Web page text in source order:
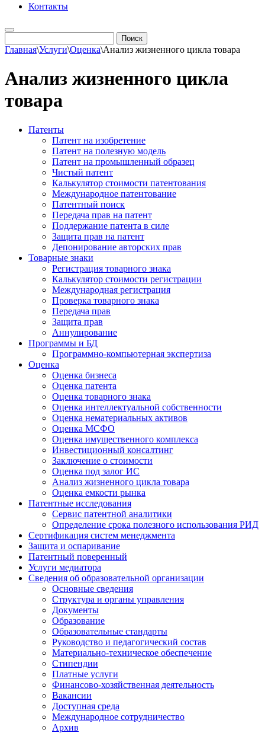
Контакты
Главная\Услуги\Оценка\Анализ жизненного цикла товара
Анализ жизненного цикла
товара
Патенты
Патент на изобретение
Патент на полезную модель
Патент на промышленный образец
Чистый патент
Калькулятор стоимости патентования
Международное патентование
Патентный поиск
Передача прав на патент
Поддержание патента в силе
Защита прав на патент
Депонирование авторских прав
Товарные знаки
Регистрация товарного знака
Калькулятор стоимости регистрации
Международная регистрация
Проверка товарного знака
Передача прав
Защита прав
Аннулирование
Программы и БД
Программно-компьютерная экспертиза
Оценка
Оценка бизнеса
Оценка патента
Оценка товарного знака
Оценка интеллектуальной собственности
Оценка нематериальных активов
Оценка МСФО
Оценка имущественного комплекса
Инвестиционный консалтинг
Заключение о стоимости
Оценка под залог ИС
Анализ жизненного цикла товара
Оценка емкости рынка
Патентные исследования
Сервис патентной аналитики
Определение срока полезного использования РИД
Сертификация систем менеджмента
Защита и оспаривание
Патентный поверенный
Услуги медиатора
Сведения об образовательной организации
Основные сведения
Структура и органы управления
Документы
Образование
Образовательные стандарты
Руководство и педагогический состав
Материально-техническое обеспечение
Стипендии
Платные услуги
Финансово-хозяйственная деятельность
Вакансии
Доступная среда
Международное сотрудничество
Архив